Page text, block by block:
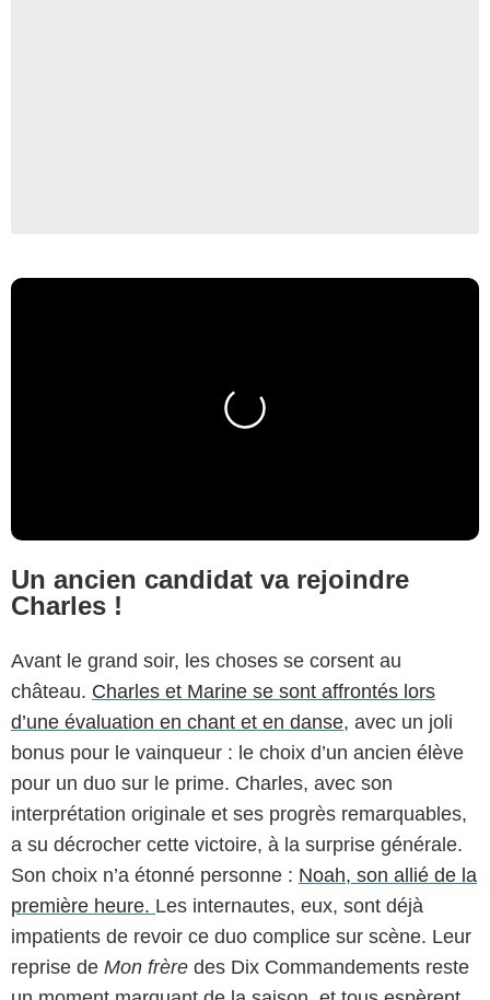
Un ancien candidat va rejoindre
Charles !
Avant le grand soir, les choses se corsent au
château. Charles et Marine se sont affrontés lors
d’une évaluation en chant et en danse, avec un joli
bonus pour le vainqueur : le choix d’un ancien élève
pour un duo sur le prime. Charles, avec son
interprétation originale et ses progrès remarquables,
a su décrocher cette victoire, à la surprise générale.
Son choix n’a étonné personne : Noah, son allié de la
première heure. Les internautes, eux, sont déjà
impatients de revoir ce duo complice sur scène. Leur
reprise de Mon frère des Dix Commandements reste